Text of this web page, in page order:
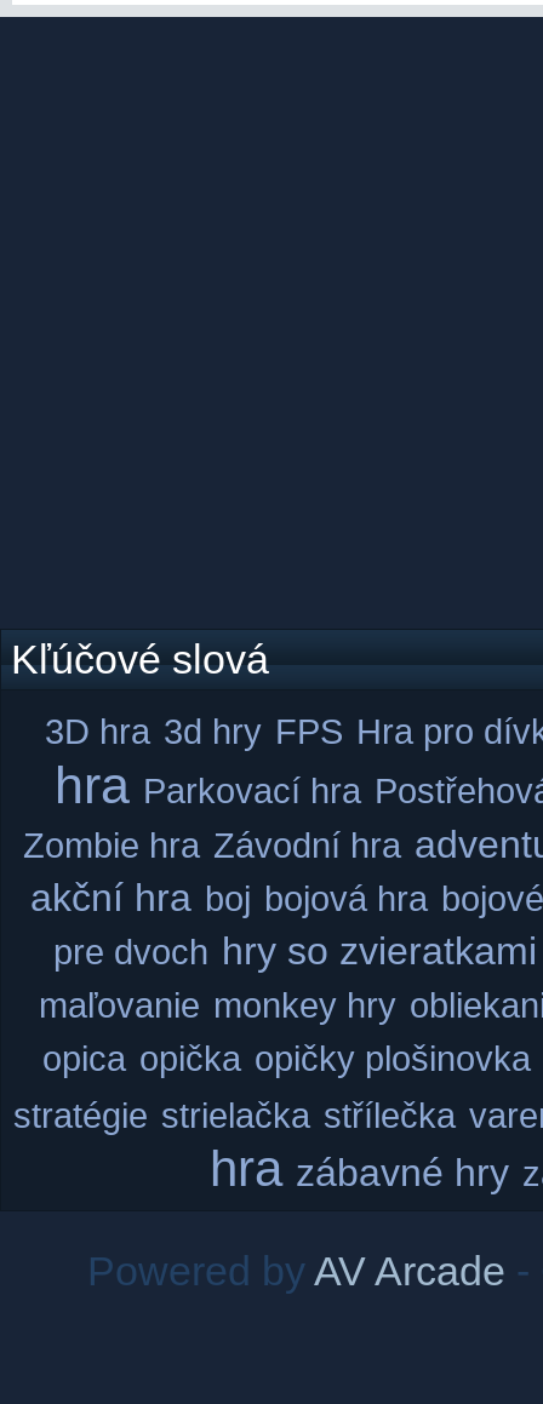
Kľúčové slová
3D hra 3d hry FPS Hra pro
hra Parkovací hra
Zombie hra Závodní hra
akční hra boj bojová hra
pre dvoch hry so zvieratkami
maľovanie monkey hry
opica opička opičky plošinovka
stratégie strielačka střílečka
hra zábavné hry
Powered byAV Arcade -